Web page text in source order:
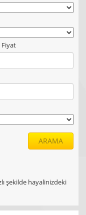
Fiyat
ARAMA
şekilde hayalinizdeki